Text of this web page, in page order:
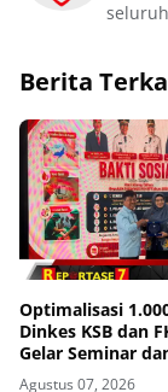
Berita
Optimalisasi
Dinkes KSB dan
Gelar Seminar
Sosial
Agustus 07, 2026